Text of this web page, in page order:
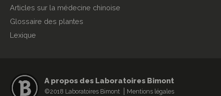
Articles sur la médecine chinoise
Glossaire des plantes
Lexique
A propos des Laboratoires Bimont
©2018 Laboratoires Bimont
Mentions légales